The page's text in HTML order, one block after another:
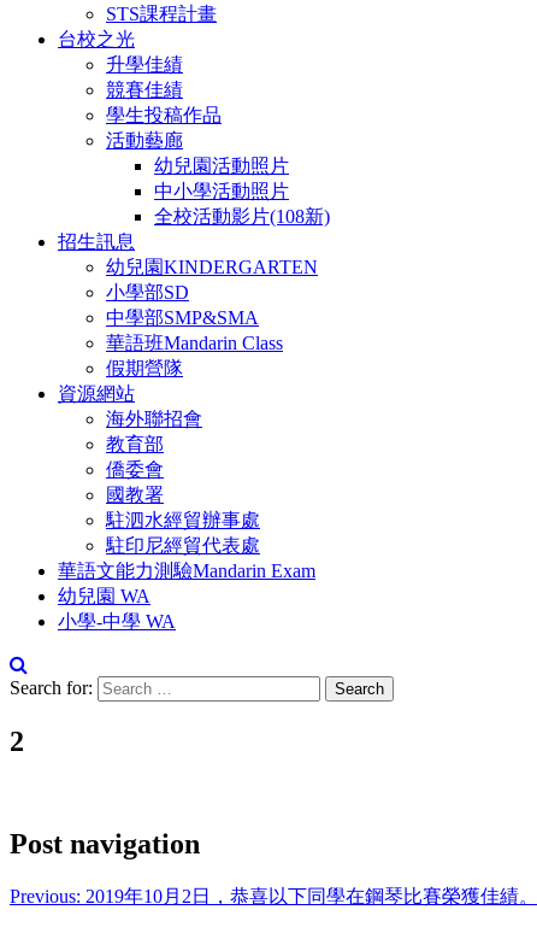
STS課程計畫
台校之光
升學佳績
競賽佳績
學生投稿作品
活動藝廊
幼兒園活動照片
中小學活動照片
全校活動影片(108新)
招生訊息
幼兒園KINDERGARTEN
小學部SD
中學部SMP&SMA
華語班Mandarin Class
假期營隊
資源網站
海外聯招會
教育部
僑委會
國教署
駐泗水經貿辦事處
駐印尼經貿代表處
華語文能力測驗Mandarin Exam
幼兒園 WA
小學-中學 WA
Search for:
2
Post navigation
Previous: 2019年10月2日，恭喜以下同學在鋼琴比賽榮獲佳績。